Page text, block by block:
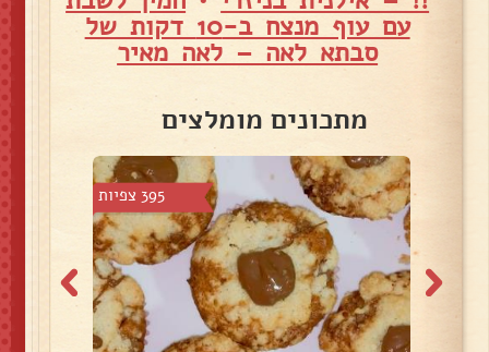
עם עוף מנצח ב-10 דקות של
סבתא לאה – לאה מאיר
מתכונים מומלצים
395 צפיות